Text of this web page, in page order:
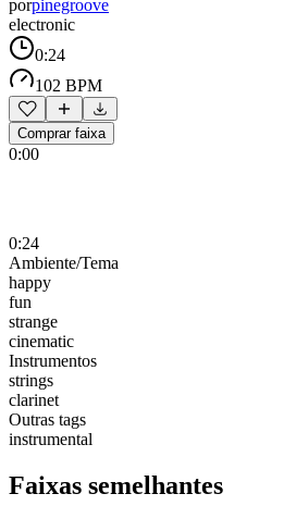
porpinegroove
electronic
0:24
102 BPM
Comprar faixa
0:00
0:24
Ambiente/Tema
happy
fun
strange
cinematic
Instrumentos
strings
clarinet
Outras tags
instrumental
Faixas semelhantes